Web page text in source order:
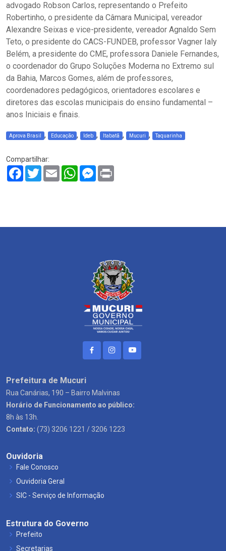
advogado Robson Carlos, representando o Prefeito
Robertinho, o presidente da Câmara Municipal, vereador
Alexandre Seixas e vice-presidente, vereador Agnaldo Sem
Teto, o presidente do CACS-FUNDEB, professor Vagner Ialy
Belém, a presidente do CME, professora Daniele Fernandes,
o coordenador do Grupo Soluções Moderna no Extremo sul
da Bahia, Marcos Gomes, além de professores,
coordenadores pedagógicos, orientadores escolares e
diretores das escolas municipais do ensino fundamental –
anos Iniciais e finais.
Aprova Brasil , Educação , Ideb , Itabatã , Mucuri , Taquarinha
Compartilhar:
Facebook
TwitterEmail WhatsAppMessenger
Prefeitura de Mucuri
Rua Canárias, 190 – Bairro Malvinas
Horário de Funcionamento ao público:
8h às 13h.
Contato: (73) 3206 1221 / 3206 1223
Ouvidoria
Fale Conosco
Ouvidoria Geral
SIC - Serviço de Informação
Estrutura do Governo
Prefeito
Secretarias